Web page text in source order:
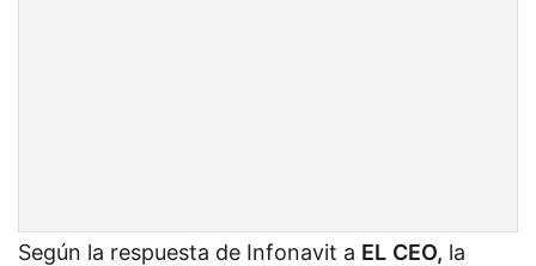
Según la respuesta de Infonavit a EL CEO, la